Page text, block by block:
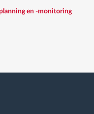
en -monitoring